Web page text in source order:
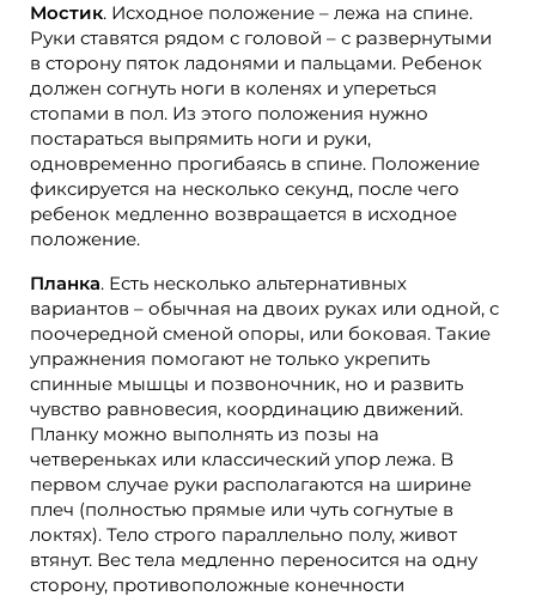
Мостик. Исходное положение – лежа на спине.
Руки ставятся рядом с головой – с развернутыми
в сторону пяток ладонями и пальцами. Ребенок
должен согнуть ноги в коленях и упереться
стопами в пол. Из этого положения нужно
постараться выпрямить ноги и руки,
одновременно прогибаясь в спине. Положение
фиксируется на несколько секунд, после чего
ребенок медленно возвращается в исходное
положение.
Планка. Есть несколько альтернативных
вариантов – обычная на двоих руках или одной, с
поочередной сменой опоры, или боковая. Такие
упражнения помогают не только укрепить
спинные мышцы и позвоночник, но и развить
чувство равновесия, координацию движений.
Планку можно выполнять из позы на
четвереньках или классический упор лежа. В
первом случае руки располагаются на ширине
плеч (полностью прямые или чуть согнутые в
локтях). Тело строго параллельно полу, живот
втянут. Вес тела медленно переносится на одну
сторону, противоположные конечности